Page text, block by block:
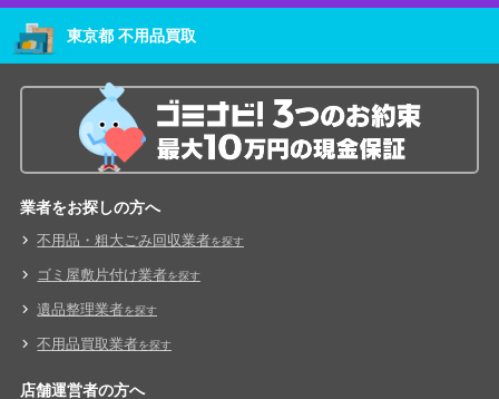
東京都 不用品買取
業者をお探しの方へ
不用品・粗大ごみ回収業者を探す
ゴミ屋敷片付け業者を探す
遺品整理業者を探す
不用品買取業者を探す
店舗運営者の方へ